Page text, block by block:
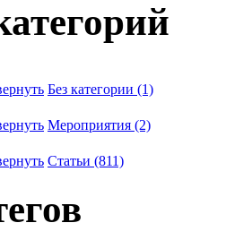
Без категории (1)
Мероприятия (2)
Статьи (811)